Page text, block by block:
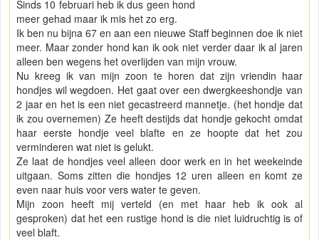
Sinds 10 februari heb ik dus geen hond
meer gehad maar ik mis het zo erg.
Ik ben nu bijna 67 en aan een nieuwe Staff beginnen doe ik niet
meer. Maar zonder hond kan ik ook niet verder daar ik al jaren
alleen ben wegens het overlijden van mijn vrouw.
Nu kreeg ik van mijn zoon te horen dat zijn vriendin haar
hondjes wil wegdoen. Het gaat over een dwergkeeshondje van
2 jaar en het is een niet gecastreerd mannetje. (het hondje dat
ik zou overnemen) Ze heeft destijds dat hondje gekocht omdat
haar eerste hondje veel blafte en ze hoopte dat het zou
verminderen wat niet is gelukt.
Ze laat de hondjes veel alleen door werk en in het weekeinde
uitgaan. Soms zitten die hondjes 12 uren alleen en komt ze
even naar huis voor vers water te geven.
Mijn zoon heeft mij verteld (en met haar heb ik ook al
gesproken) dat het een rustige hond is die niet luidruchtig is of
veel blaft.